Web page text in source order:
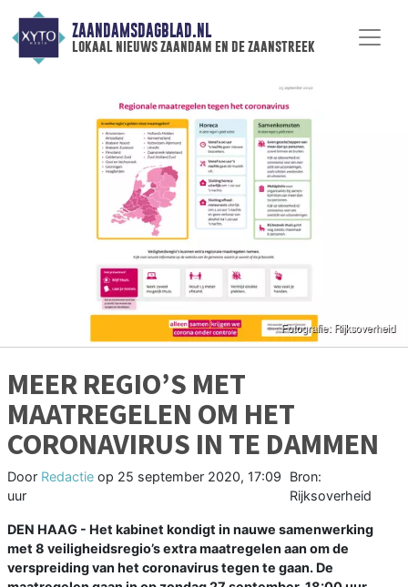
ZAANDAMSDAGBLAD.NL
lokaal nieuws zaandam en de zaanstreek
MEER REGIO’S MET
MAATREGELEN OM HET
CORONAVIRUS IN TE DAMMEN
Door Redactie op 25 september 2020, 17:09
uur
Bron:
Rijksoverheid
DEN HAAG - Het kabinet kondigt in nauwe samenwerking
met 8 veiligheidsregio’s extra maatregelen aan om de
verspreiding van het coronavirus tegen te gaan. De